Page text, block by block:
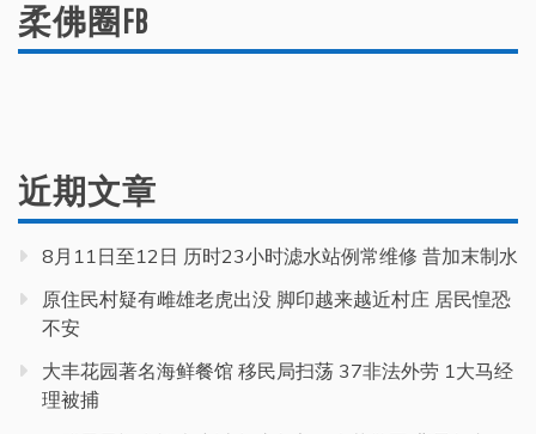
柔佛圈FB
近期文章
8月11日至12日 历时23小时滤水站例常维修 昔加末制水
原住民村疑有雌雄老虎出没 脚印越来越近村庄 居民惶恐
不安
大丰花园著名海鲜餐馆 移民局扫荡 37非法外劳 1大马经
理被捕